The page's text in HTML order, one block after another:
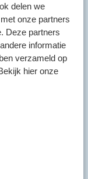
delen we
onze partners
Deze partners
informatie
verzameld op
hier onze